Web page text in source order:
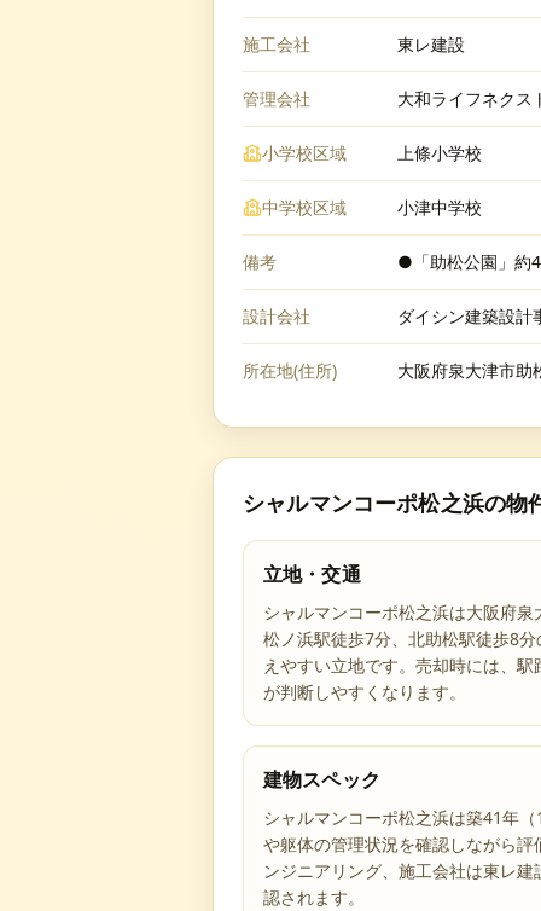
施工会社 東レ建設
管理会社 大和ライフネクス
小学校区域 上條小学校
中学校区域 小津中学校
備考 ●「助松公園」約
設計会社 ダイシン建築設計
所在地(住所) 大阪府泉大津市助
シャルマンコーポ松之浜の物
立地・交通
シャルマンコーポ松之浜は大阪府
松ノ浜駅徒歩7分、北助松駅徒歩8
えやすい立地です。売却時には、
が判断しやすくなります。
建物スペック
シャルマンコーポ松之浜は築41年
や躯体の管理状況を確認しながら
ンジニアリング、施工会社は東レ
認されます。